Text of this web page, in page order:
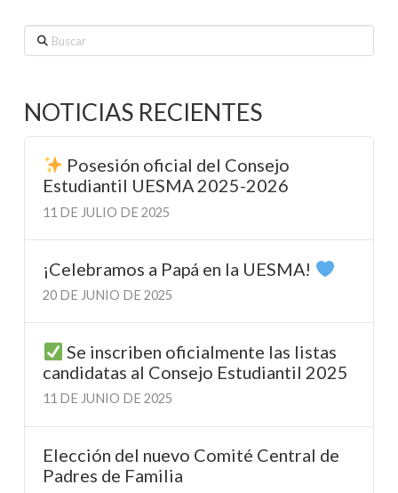
Buscar
NOTICIAS RECIENTES
Posesión oficial del Consejo
Estudiantil UESMA 2025-2026
11 DE JULIO DE 2025
¡Celebramos a Papá en la UESMA!
20 DE JUNIO DE 2025
Se inscriben oficialmente las listas
candidatas al Consejo Estudiantil 2025
11 DE JUNIO DE 2025
Elección del nuevo Comité Central de
Padres de Familia